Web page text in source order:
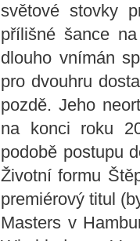
světové stovky
přílišné šance
dlouho vnímán
pro dvouhru
pozdě. Jeho
na konci roku
podobě postupu
Životní formu
premiérový titul
Masters v